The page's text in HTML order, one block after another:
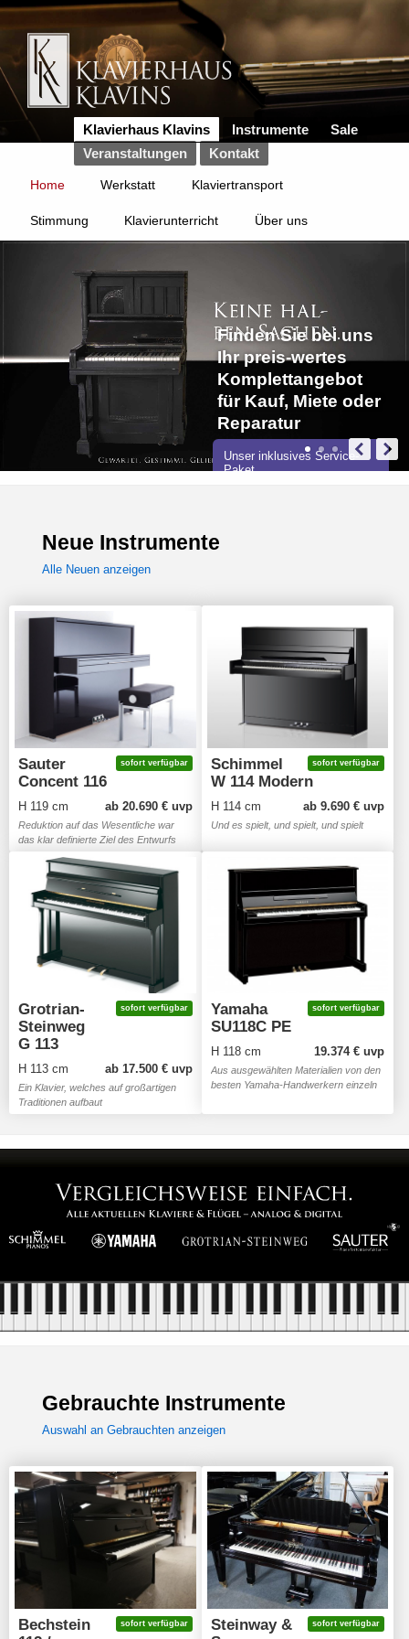
Klavierhaus Klavins Instrumente
Sale
Veranstaltungen
Kontakt
Home Werkstatt Klaviertransport
Stimmung Klavierunterricht Über uns
Finden Sie bei uns
Ihr preis-wertes
Komplettangebot
für Kauf, Miete oder
Reparatur
Unser inklusives Service-
Paket
Neue Instrumente
Alle Neuen anzeigen
sofort verfügbar
Sauter
Concent 116
H 119 cm ab 20.690 € uvp
Reduktion auf das Wesentliche war
das klar definierte Ziel des Entwurfs
sofort verfügbar
Schimmel
W 114 Modern
H 114 cm ab 9.690 € uvp
Und es spielt, und spielt, und spielt
sofort verfügbar
Grotrian-
Steinweg
G 113
H 113 cm ab 17.500 € uvp
Ein Klavier, welches auf großartigen
Traditionen aufbaut
sofort verfügbar
Yamaha
SU118C PE
H 118 cm 19.374 € uvp
Aus ausgewählten Materialien von den
besten Yamaha-Handwerkern einzeln
jede noch so feine Gefühlsregung
Gebrauchte Instrumente
Auswahl an Gebrauchten anzeigen
sofort verfügbar
Bechstein
sofort verfügbar
Steinway &